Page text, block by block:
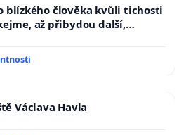
blízkého člověka kvůli tichosti
až přibydou další,
Václava Havla